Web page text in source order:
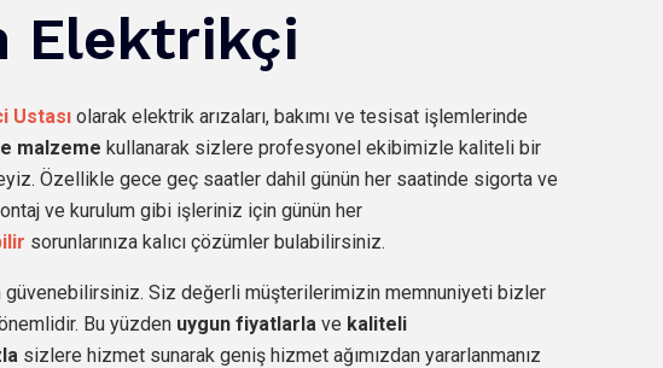
Elektrikçi
Ustası olarak elektrik arızaları, bakımı ve tesisat işlemlerinde
malzeme kullanarak sizlere profesyonel ekibimizle kaliteli bir
Özellikle gece geç saatler dahil günün her saatinde sigorta ve
ve kurulum gibi işleriniz için günün her
sorunlarınıza kalıcı çözümler bulabilirsiniz.
güvenebilirsiniz. Siz değerli müşterilerimizin memnuniyeti bizler
Bu yüzden uygun fiyatlarla ve kaliteli
sizlere hizmet sunarak geniş hizmet ağımızdan yararlanmanız